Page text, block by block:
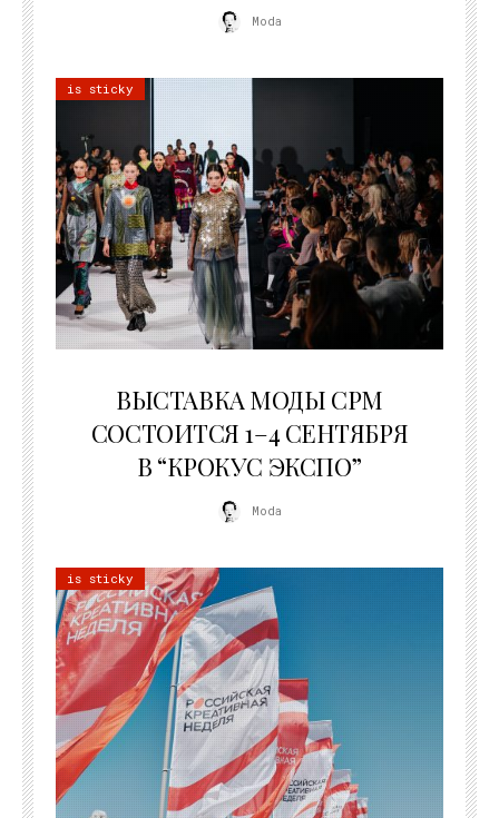
Moda
is sticky
ВЫСТАВКА МОДЫ CPM
СОСТОИТСЯ 1–4 СЕНТЯБРЯ
В “КРОКУС ЭКСПО”
Moda
is sticky